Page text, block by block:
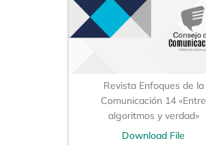
Revista Enfoques de la
Comunicación 14 «Entre
algoritmos y verdad»
Download File